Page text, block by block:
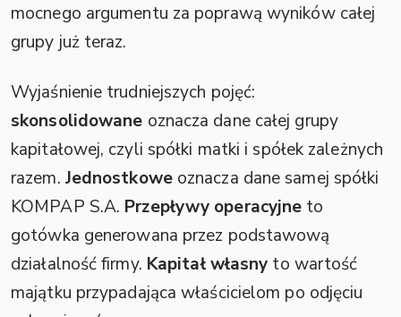
mocnego argumentu za poprawą wyników całej
grupy już teraz.
Wyjaśnienie trudniejszych pojęć:
skonsolidowane oznacza dane całej grupy
kapitałowej, czyli spółki matki i spółek zależnych
razem. Jednostkoweoznacza dane samej spółki
KOMPAP S.A. Przepływy operacyjne to
gotówka generowana przez podstawową
działalność firmy. Kapitał własny to wartość
majątku przypadająca właścicielom po odjęciu